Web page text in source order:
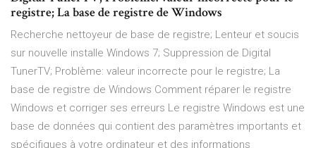
registre; La base de registre de Windows
Recherche nettoyeur de base de registre; Lenteur et soucis
sur nouvelle installe Windows 7; Suppression de Digital
TunerTV; Problème: valeur incorrecte pour le registre; La
base de registre de Windows Comment réparer le registre
Windows et corriger ses erreurs Le registre Windows est une
base de données qui contient des paramètres importants et
spécifiques à votre ordinateur et des informations